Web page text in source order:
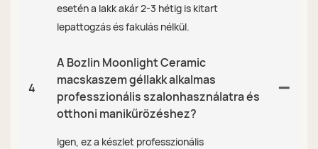
esetén a lakk akár 2-3 hétig is kitart
lepattogzás és fakulás nélkül.
4
A Bozlin Moonlight Ceramic
macskaszem géllakk alkalmas
professzionális szalonhasználatra és
otthoni manikűrözéshez?
Igen, ez a készlet professzionális